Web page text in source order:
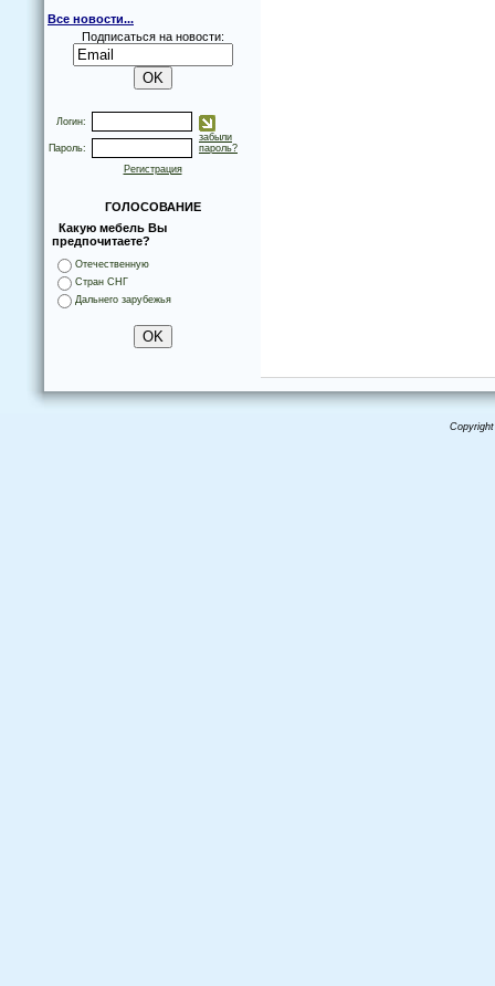
Все новости...
Подписаться на новости:
Логин:
Пароль:
забыли
пароль?
Регистрация
ГОЛОСОВАНИЕ
Какую мебель Вы
предпочитаете?
Отечественную
Стран СНГ
Дальнего зарубежья